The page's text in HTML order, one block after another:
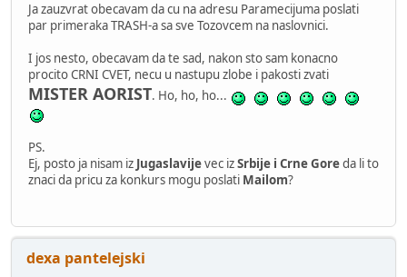
Ja zauzvrat obecavam da cu na adresu Paramecijuma poslati
par primeraka TRASH-a sa sve Tozovcem na naslovnici.
I jos nesto, obecavam da te sad, nakon sto sam konacno
procito CRNI CVET, necu u nastupu zlobe i pakosti zvati
MISTER AORIST. Ho, ho, ho...
PS.
Ej, posto ja nisam iz Jugaslavijevec izSrbije i Crne Goreda li to
znaci da pricu za konkurs mogu poslati Mailom?
dexa pantelejski